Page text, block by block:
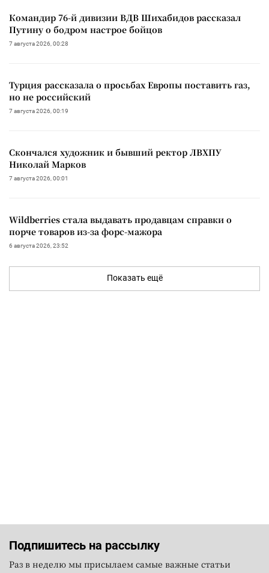
Командир 76-й дивизии ВДВ Шихабидов рассказал
Путину о бодром настрое бойцов
7 августа 2026, 00:28
Турция рассказала о просьбах Европы поставить газ,
но не российский
7 августа 2026, 00:19
Скончался художник и бывший ректор ЛВХПУ
Николай Марков
7 августа 2026, 00:01
Wildberries стала выдавать продавцам справки о
порче товаров из-за форс-мажора
6 августа 2026, 23:52
Показать ещё
Подпишитесь на рассылку
Раз в неделю мы присылаем самые важные статьи